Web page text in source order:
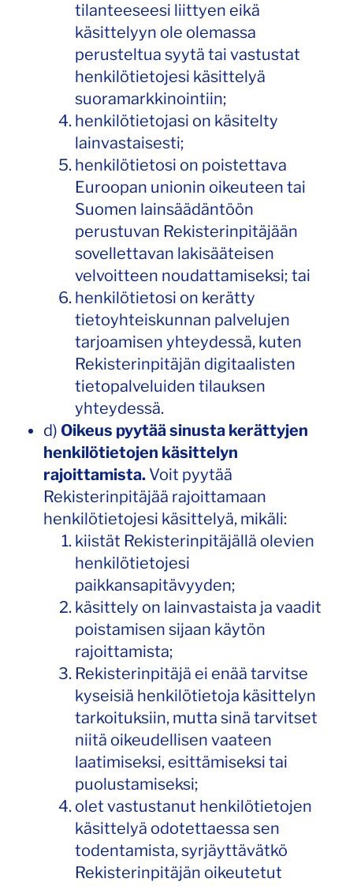
tilanteeseesi liittyen eikä
käsittelyyn ole olemassa
perusteltua syytä tai vastustat
henkilötietojesi käsittelyä
suoramarkkinointiin;
henkilötietojasi on käsitelty
lainvastaisesti;
henkilötietosi on poistettava
Euroopan unionin oikeuteen tai
Suomen lainsäädäntöön
perustuvan Rekisterinpitäjään
sovellettavan lakisääteisen
velvoitteen noudattamiseksi; tai
henkilötietosi on kerätty
tietoyhteiskunnan palvelujen
tarjoamisen yhteydessä, kuten
Rekisterinpitäjän digitaalisten
tietopalveluiden tilauksen
yhteydessä.
d) Oikeus pyytää sinusta kerättyjen
henkilötietojen käsittelyn
rajoittamista. Voit pyytää
Rekisterinpitäjää rajoittamaan
henkilötietojesi käsittelyä, mikäli:
kiistät Rekisterinpitäjällä olevien
henkilötietojesi
paikkansapitävyyden;
käsittely on lainvastaista ja vaadit
poistamisen sijaan käytön
rajoittamista;
Rekisterinpitäjä ei enää tarvitse
kyseisiä henkilötietoja käsittelyn
tarkoituksiin, mutta sinä tarvitset
niitä oikeudellisen vaateen
laatimiseksi, esittämiseksi tai
puolustamiseksi;
olet vastustanut henkilötietojen
käsittelyä odotettaessa sen
todentamista, syrjäyttävätkö
Rekisterinpitäjän oikeutetut